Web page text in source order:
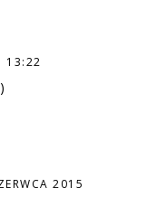
13:22
2015